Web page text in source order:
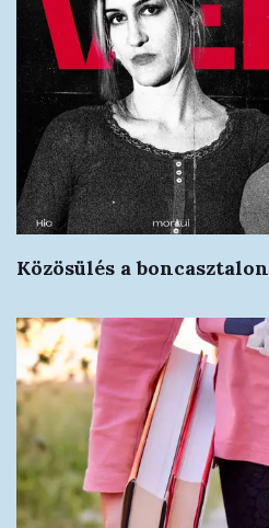
Közösülés a boncasztalon